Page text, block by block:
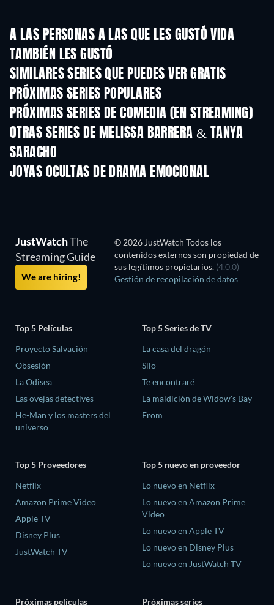
A LAS PERSONAS A LAS QUE LES GUSTÓ VIDA
TAMBIÉN LES GUSTÓ
TV
SIMILARES SERIES QUE PUEDES VER GRATIS
TV TV
PRÓXIMAS SERIES POPULARES
TV
PRÓXIMAS SERIES DE COMEDIA (EN STREAMING)
Temporada 6 Temporada 2
OTRAS SERIES DE MELISSA BARRERA & TANYA
SARACHO
JOYAS OCULTAS DE DRAMA EMOCIONAL
JustWatchThe
Streaming Guide
We are hiring!
© 2026 JustWatch Todos los
contenidos externos son propiedad de
sus legítimos propietarios. (4.0.0)
Gestión de recopilación de datos
Top 5 Películas
Proyecto Salvación
Obsesión
La Odisea
Las ovejas detectives
He-Man y los masters del
universo
Top 5 Series de TV
La casa del dragón
Silo
Te encontraré
La maldición de Widow's Bay
From
Top 5 Proveedores
Netflix
Amazon Prime Video
Apple TV
Disney Plus
JustWatch TV
Top 5 nuevo en proveedor
Lo nuevo en Netflix
Lo nuevo en Amazon Prime
Video
Lo nuevo en Apple TV
Lo nuevo en Disney Plus
Lo nuevo en JustWatch TV
Próximas películas Próximas series